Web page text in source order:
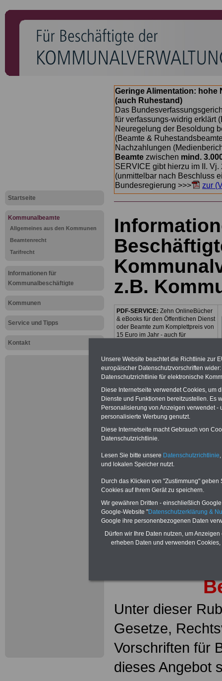
Startseite
Kommunalbeamte
Allgemeines aus den Kommunen
Beamtenrecht
Tarifrecht
Informationen für
Kommunalbeschäftigte
Kommunen
Service und Tipps
Kontakt
Geringe Alimentation: hohe
(auch Ruhestand)
Das
für verfassungs-widrig erklärt
Neuregelung der Besoldung
(Beamte &
Nachzahlungen
Beamte zwischen mind.
SERVICE gibt hierzu im II.
(unmittelbar nach Beschluss
Bundesregierung >>>
zur
z.B.
PDF-SERVICE: Zehn OnlineBücher
& eBooks für den Öffentlichen Dienst
oder Beamte zum Komplettpreis von
15 Euro im Jahr - auch für
alle Bücher und eBooks
herunterladen, lesen und
ausdrucken: Wissenswertes zum
Beamtenversorgung,Tarifrecht,
Nebentätig-keitsrecht, Berufseinstieg
und Frauen im öffentlichen Dienst
>>>mehr Informationen
für den
Unter dieser
Gesetze,
Vorschriften für
dieses Angebot
Unsere Website beachtet die Richtlinie zur
europäischer Datenschutzvorschriften
Datenschutzrichtlinie für elektronische
Diese Internetseite verwendet Cookies, um
Dienste und Funktionen bereitzustellen. Es
Personalisierung von Anzeigen verwendet
personalisierte Werbung genutzt.
Diese Internetseite macht Gebrauch von
Datenschutzrichtlinie.
Lesen Sie bitte unsere Datenschutzrichtlinie
und lokalen Speicher nutzt.
Durch das Klicken von "Zustimmung"
Cookies auf Ihrem Gerät zu speichern.
Wir gewähren Dritten - einschließlich
Google-Website "Datenschutzerklärung &
Google ihre personenbezogenen Daten
Dürfen wir Ihre Daten nutzen, um
erheben Daten und verwenden